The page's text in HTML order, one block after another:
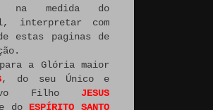
na medida do
interpretar com
estas paginas de
a Glória maior
, do seu Único e
Filho JESUS
do ESPÍRITO SANTO